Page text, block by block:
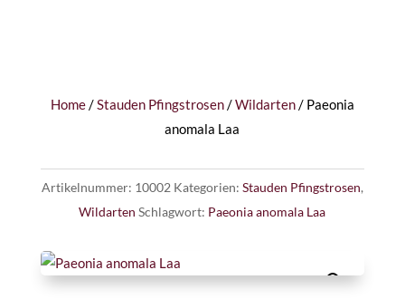
Home/Stauden Pfingstrosen/Wildarten/ Paeonia
anomala Laa
Artikelnummer: 10002 Kategorien: Stauden Pfingstrosen,
Wildarten Schlagwort: Paeonia anomala Laa